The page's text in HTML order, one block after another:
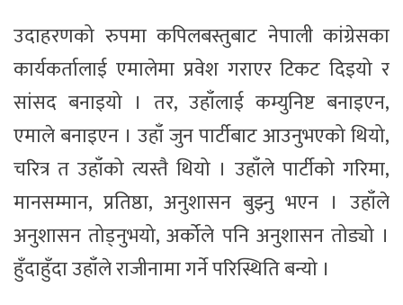
उदाहरणको रुपमा कपिलबस्तुबाट नेपाली कांग्रेसका
कार्यकर्तालाई एमालेमा प्रवेश गराएर टिकट दिइयो र
सांसद बनाइयो । तर, उहाँलाई कम्युनिष्ट बनाइएन,
एमाले बनाइएन । उहाँ जुन पार्टीबाट आउनुभएको थियो,
चरित्र त उहाँको त्यस्तै थियो । उहाँले पार्टीको गरिमा,
मानसम्मान, प्रतिष्ठा, अनुशासन बुझ्नु भएन । उहाँले
अनुशासन तोड्नुभयो, अर्कोले पनि अनुशासन तोड्यो ।
हुँदाहुँदा उहाँले राजीनामा गर्ने परिस्थिति बन्यो ।